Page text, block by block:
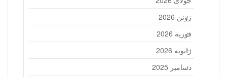
ژوئن 2026
فوریه 2026
ژانویه 2026
دسامبر 2025